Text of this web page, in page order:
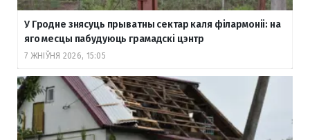
У Гродне знясуць прыватны сектар каля філармоніі: на
яго месцы пабудуюць грамадскі цэнтр
7 ЖНІЎНЯ 2026, 15:05